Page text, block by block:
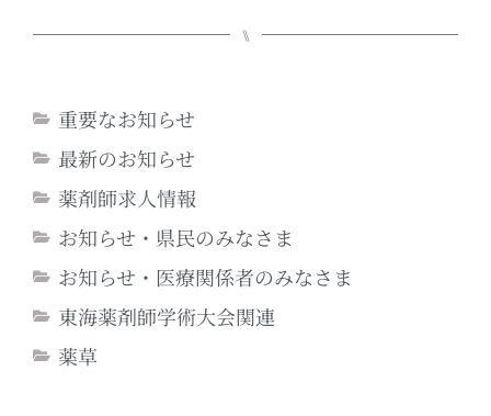
⑊
重要なお知らせ
最新のお知らせ
薬剤師求人情報
お知らせ・県民のみなさま
お知らせ・医療関係者のみなさま
東海薬剤師学術大会関連
薬草